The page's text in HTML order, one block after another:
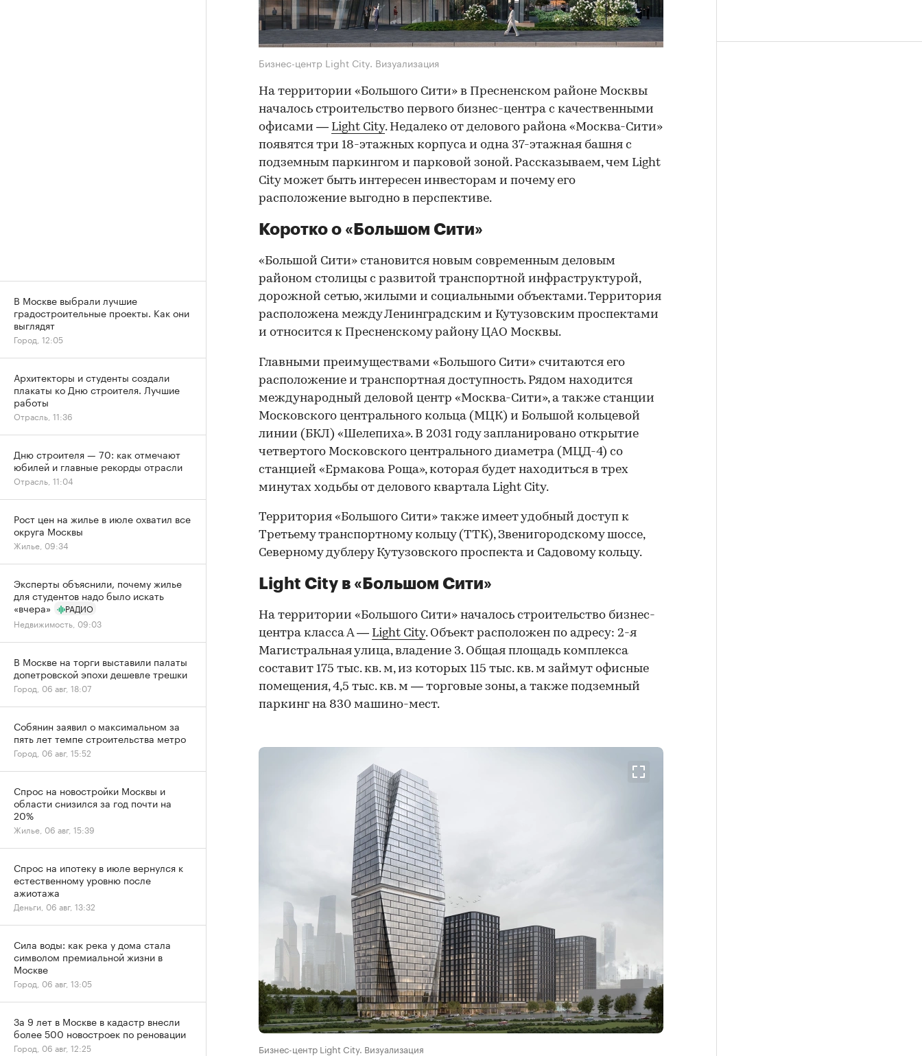
Бизнес-центр Light City. Визуализация
На территории «Большого Сити» в Пресненском районе Москвы
началось строительство первого бизнес-центра с качественными
офисами — Light City. Недалеко от делового района «Москва-Сити»
появятся три 18-этажных корпуса и одна 37-этажная башня с
подземным паркингом и парковой зоной. Рассказываем, чем Light
City может быть интересен инвесторам и почему его
расположение выгодно в перспективе.
Коротко о «Большом Сити»
«Большой Сити» становится новым современным деловым
районом столицы с развитой транспортной инфраструктурой,
дорожной сетью, жилыми и социальными объектами. Территория
расположена между Ленинградским и Кутузовским проспектами
и относится к Пресненскому району ЦАО Москвы.
Главными преимуществами «Большого Сити» считаются его
расположение и транспортная доступность. Рядом находится
международный деловой центр «Москва-Сити», а также станции
Московского центрального кольца (МЦК) и Большой кольцевой
линии (БКЛ) «Шелепиха». В 2031 году запланировано открытие
четвертого Московского центрального диаметра (МЦД-4) со
станцией «Ермакова Роща», которая будет находиться в трех
минутах ходьбы от делового квартала Light City.
Территория «Большого Сити» также имеет удобный доступ к
Третьему транспортному кольцу (ТТК), Звенигородскому шоссе,
Северному дублеру Кутузовского проспекта и Садовому кольцу.
Light City в «Большом Сити»
На территории «Большого Сити» началось строительство бизнес-
центра класса А — Light City. Объект расположен по адресу: 2-я
Магистральная улица, владение 3. Общая площадь комплекса
составит 175 тыс. кв. м, из которых 115 тыс. кв. м займут офисные
помещения, 4,5 тыс. кв. м — торговые зоны, а также подземный
паркинг на 830 машино-мест.
Бизнес-центр Light City. Визуализация
В Москве выбрали лучшие
градостроительные проекты. Как они
выглядят
Город, 12:05
Архитекторы и студенты создали
плакаты ко Дню строителя. Лучшие
работы
Отрасль, 11:36
Дню строителя — 70: как отмечают
юбилей и главные рекорды отрасли
Отрасль, 11:04
Рост цен на жилье в июле охватил все
округа Москвы
Жилье, 09:34
Эксперты объяснили, почему жилье
для студентов надо было искать
«вчера»
РАДИО
Недвижимость, 09:03
В Москве на торги выставили палаты
допетровской эпохи дешевле трешки
Город, 06 авг, 18:07
Собянин заявил о максимальном за
пять лет темпе строительства метро
Город, 06 авг, 15:52
Спрос на новостройки Москвы и
области снизился за год почти на
20%
Жилье, 06 авг, 15:39
Спрос на ипотеку в июле вернулся к
естественному уровню после
ажиотажа
Деньги, 06 авг, 13:32
Сила воды: как река у дома стала
символом премиальной жизни в
Москве
Город, 06 авг, 13:05
За 9 лет в Москве в кадастр внесли
более 500 новостроек по реновации
Город, 06 авг, 12:25